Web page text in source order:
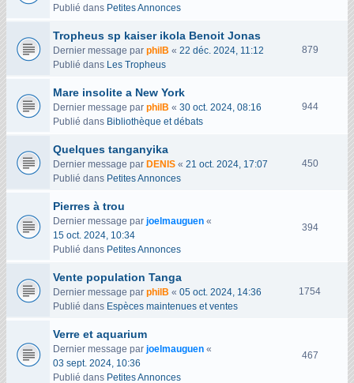
Publié dans Petites Annonces
Tropheus sp kaiser ikola Benoit Jonas
Dernier message par philB « 22 déc. 2024, 11:12
Publié dans Les Tropheus
879V
Mare insolite a New York
Dernier message par philB « 30 oct. 2024, 08:16
Publié dans Bibliothèque et débats
944V
Quelques tanganyika
Dernier message par DENIS « 21 oct. 2024, 17:07
Publié dans Petites Annonces
450V
Pierres à trou
Dernier message par joelmauguen «
15 oct. 2024, 10:34
Publié dans Petites Annonces
394V
Vente population Tanga
Dernier message par philB « 05 oct. 2024, 14:36
Publié dans Espèces maintenues et ventes
1754V
Verre et aquarium
Dernier message par joelmauguen «
03 sept. 2024, 10:36
Publié dans Petites Annonces
467V